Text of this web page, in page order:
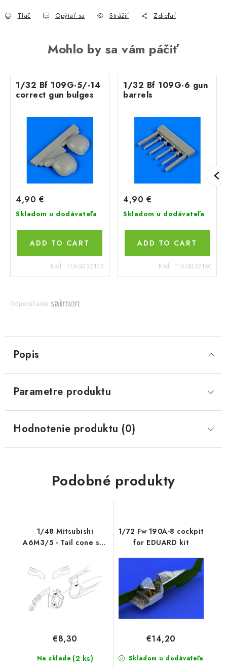
Tlač Opýtať sa Strážiť Zdieľať
Mohlo by sa vám páčiť
1/32 Bf 109G-5/-14
correct gun bulges
4,90 €
Skladom u dodávateľa
ADD TO CART
Kód: 115-QB32172
1/32 Bf 109G-6 gun
barrels
4,90 €
Skladom u dodávateľa
ADD TO CART
Kód: 115-QB32150
Odporúčanie
Popis
Parametre produktu
Hodnotenie produktu (0)
Podobné produkty
1/48 Mitsubishi
A6M3/5 - Tail cone set
Na sklade (2 ks)
€8,30
1/72 Fw 190A-8 cockpit
for EDUARD kit
Skladom u dodávateľa
€14,20